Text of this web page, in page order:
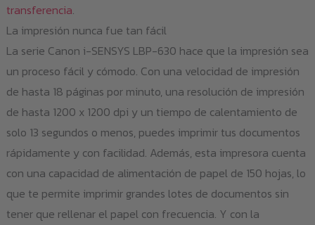
transferencia.
La impresión nunca fue tan fácil
La serie Canon i-SENSYS LBP-630 hace que la impresión sea
un proceso fácil y cómodo. Con una velocidad de impresión
de hasta 18 páginas por minuto, una resolución de impresión
de hasta 1200 x 1200 dpi y un tiempo de calentamiento de
solo 13 segundos o menos, puedes imprimir tus documentos
rápidamente y con facilidad. Además, esta impresora cuenta
con una capacidad de alimentación de papel de 150 hojas, lo
que te permite imprimir grandes lotes de documentos sin
tener que rellenar el papel con frecuencia. Y con la